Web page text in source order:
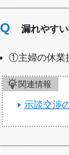
Q 漏れやす
①主婦の休業
関連情報
示談交渉